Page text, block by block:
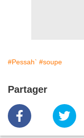
#Pessah` #soupe
Partager